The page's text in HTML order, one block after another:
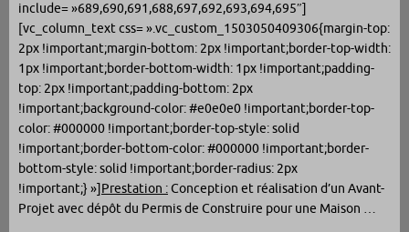
include= »689,690,691,688,697,692,693,694,695″]
[vc_column_text css= ».vc_custom_1503050409306{margin-top:
2px !important;margin-bottom: 2px !important;border-top-width:
1px !important;border-bottom-width: 1px !important;padding-
top: 2px !important;padding-bottom: 2px
!important;background-color: #e0e0e0 !important;border-top-
color: #000000 !important;border-top-style: solid
!important;border-bottom-color: #000000 !important;border-
bottom-style: solid !important;border-radius: 2px
!important;} »] Prestation :Conception et réalisation d’un Avant-
Projet avec dépôt du Permis de Construire pour une Maison …